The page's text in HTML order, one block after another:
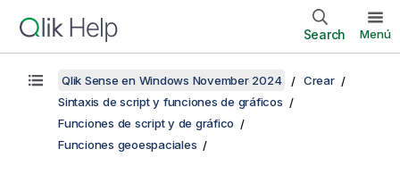
Search Menú
Qlik Sense en Windows November 2024
Crear
Sintaxis de script y funciones de gráficos
Funciones de script y de gráfico
Funciones geoespaciales